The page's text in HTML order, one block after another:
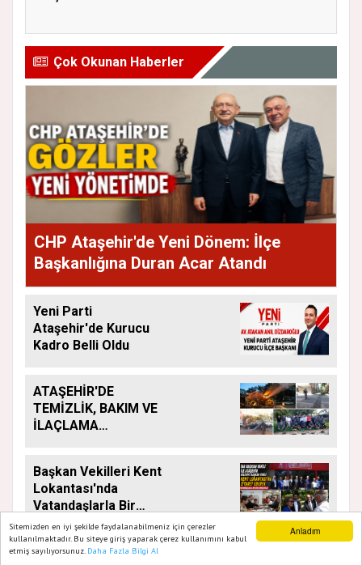
Anladım
Sitemizden en iyi şekilde faydalanabilmeniz için çerezler
kullanılmaktadır. Bu siteye giriş yaparak çerez kullanımını kabul
etmiş sayılıyorsunuz. Daha Fazla Bilgi Al
Çok Okunan Haberler
CHP Ataşehir'de Yeni Dönem: İlçe
Başkanlığına Duran Acar Atandı
Yeni Parti
Ataşehir'de Kurucu
Kadro Belli Oldu
ATAŞEHİR'DE
TEMİZLİK, BAKIM VE
İLAÇLAMA
Başkan Vekilleri Kent
Lokantası'nda
Vatandaşlarla Bir
Araya Geldi
Duran Acar'dan İlk
Ana Sayfa Web TV